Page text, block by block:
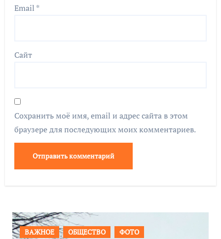
Email *
Сайт
Сохранить моё имя, email и адрес сайта в этом
браузере для последующих моих комментариев.
ФОТО ПРОИСШЕСТВИЯ